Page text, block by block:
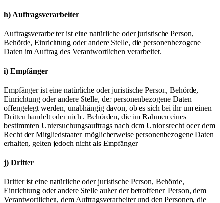
h) Auftragsverarbeiter
Auftragsverarbeiter ist eine natürliche oder juristische Person,
Behörde, Einrichtung oder andere Stelle, die personenbezogene
Daten im Auftrag des Verantwortlichen verarbeitet.
i) Empfänger
Empfänger ist eine natürliche oder juristische Person, Behörde,
Einrichtung oder andere Stelle, der personenbezogene Daten
offengelegt werden, unabhängig davon, ob es sich bei ihr um einen
Dritten handelt oder nicht. Behörden, die im Rahmen eines
bestimmten Untersuchungsauftrags nach dem Unionsrecht oder dem
Recht der Mitgliedstaaten möglicherweise personenbezogene Daten
erhalten, gelten jedoch nicht als Empfänger.
j) Dritter
Dritter ist eine natürliche oder juristische Person, Behörde,
Einrichtung oder andere Stelle außer der betroffenen Person, dem
Verantwortlichen, dem Auftragsverarbeiter und den Personen, die